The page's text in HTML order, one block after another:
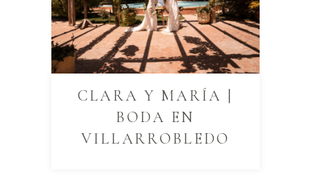
CLARA Y MARÍA |
BODA EN
VILLARROBLEDO